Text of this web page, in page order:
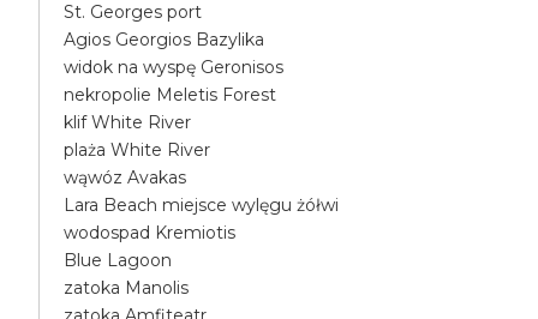
St. Georges port
Agios Georgios Bazylika
widok na wyspę Geronisos
nekropolie Meletis Forest
klif White River
plaża White River
wąwóz Avakas
Lara Beach miejsce wylęgu żółwi
wodospad Kremiotis
Blue Lagoon
zatoka Manolis